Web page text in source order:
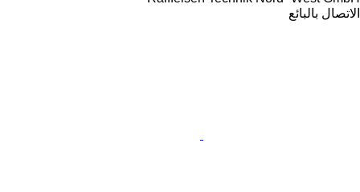
الاتصال بالبائع